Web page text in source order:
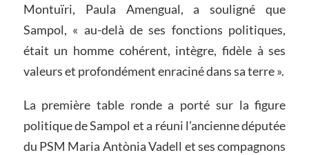
Montuïri, Paula Amengual, a souligné que
Sampol, « au-delà de ses fonctions politiques,
était un homme cohérent, intègre, fidèle à ses
valeurs et profondément enraciné dans sa terre ».
La première table ronde a porté sur la figure
politique de Sampol et a réuni l’ancienne députée
du PSM Maria Antònia Vadell et ses compagnons